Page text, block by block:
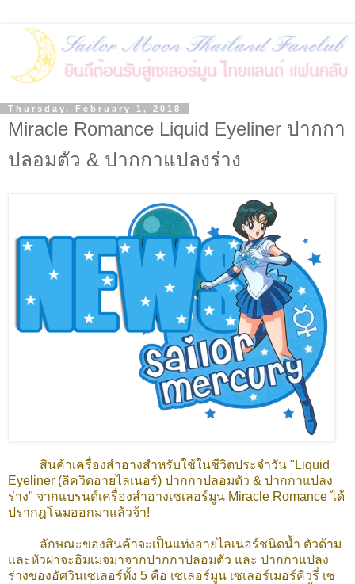
Thursday, February 1, 2018
Miracle Romance Liquid Eyeliner ปากกา
ปลอมตัว & ปากกาแปลงร่าง
สินค้าเครื่องสำอางสำหรับใช้ในชีวิตประจำวัน "Liquid
Eyeliner (ลิควิดอายไลเนอร์) ปากกาปลอมตัว & ปากกาแปลง
ร่าง" จากแบรนด์เครื่องสำอางเซเลอร์มูน Miracle Romance ได้
ปรากฎโฉมออกมาแล้วจ้า!
ลักษณะของสินค้าจะเป็นแท่งอายไลเนอร์ชนิดน้ำ ตัวด้าม
และหัวฝาจะอิมเมจมาจากปากกาปลอมตัว และ ปากกาแปลง
ร่างของอัศวินเซเลอร์ทั้ง 5 คือ เซเลอร์มูน เซเลอร์เมอร์คิวรี่ เซ